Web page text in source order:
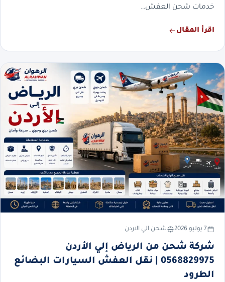
خدمات شحن العفش…
اقرأ المقال
7 يوليو 2026 شحن الي الاردن
شركة شحن من الرياض إلي الأردن
0568829975 | نقل العفش السيارات البضائع
الطرود